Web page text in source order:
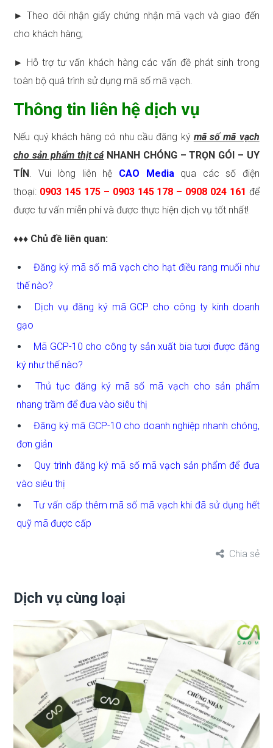
► Theo dõi nhận giấy chứng nhận mã vạch và giao đến
cho khách hàng;
► Hỗ trợ tư vấn khách hàng các vấn đề phát sinh trong
toàn bộ quá trình sử dụng mã số mã vạch.
Thông tin liên hệ dịch vụ
Nếu quý khách hàng có nhu cầu đăng ký mã số mã vạch
cho sản phẩm thịt cá NHANH CHÓNG – TRỌN GÓI – UY
TÍN . Vui lòng liên hệ CAO Mediaqua các số điện
thoại: 0903 145 175 – 0903 145 178 – 0908 024 161 để
được tư vấn miễn phí và được thực hiện dịch vụ tốt nhất!
♦♦♦ Chủ đề liên quan:
Đăng ký mã số mã vạch cho hạt điều rang muối như
thế nào?
Dịch vụ đăng ký mã GCP cho công ty kinh doanh
gạo
Mã GCP-10 cho công ty sản xuất bia tươi được đăng
ký như thế nào?
Thủ tục đăng ký mã số mã vạch cho sản phẩm
nhang trầm để đưa vào siêu thị
Đăng ký mã GCP-10 cho doanh nghiệp nhanh chóng,
đơn giản
Quy trình đăng ký mã số mã vạch sản phẩm để đưa
vào siêu thị
Tư vấn cấp thêm mã số mã vạch khi đã sử dụng hết
quỹ mã được cấp
Chia sẻ
Dịch vụ cùng loại